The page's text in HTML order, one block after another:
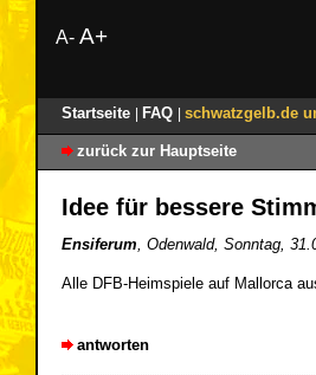
A- A+
Startseite FAQ schwatzgelb.de
zurück zur Hauptseite
Idee für bessere
Ensiferum Odenwald, Sonntag,
Alle DFB-Heimspiele auf Mallorca
antworten